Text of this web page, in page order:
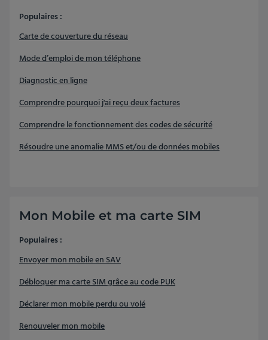
Populaires :
Carte de couverture du réseau
Mode d’emploi de mon téléphone
Diagnostic en ligne
Comprendre pourquoi j'ai reçu deux factures
Comprendre le fonctionnement des codes de sécurité
Résoudre une anomalie MMS et/ou de données mobiles
Mon Mobile et ma carte SIM
Populaires :
Envoyer mon mobile en SAV
Débloquer ma carte SIM grâce au code PUK
Déclarer mon mobile perdu ou volé
Renouveler mon mobile